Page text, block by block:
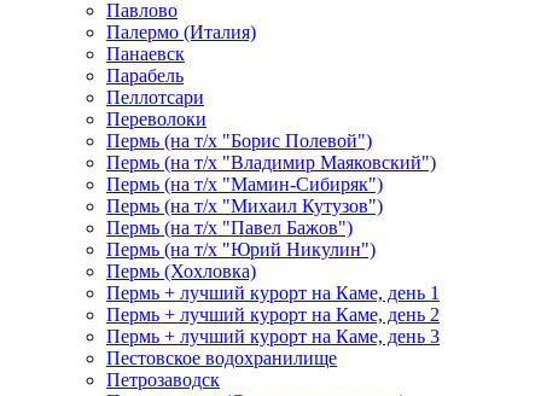
Павлово
Палермо (Италия)
Панаевск
Парабель
Пеллотсари
Переволоки
Пермь (на т/х "Борис Полевой")
Пермь (на т/х "Владимир Маяковский")
Пермь (на т/х "Мамин-Сибиряк")
Пермь (на т/х "Михаил Кутузов")
Пермь (на т/х "Павел Бажов")
Пермь (на т/х "Юрий Никулин")
Пермь (Хохловка)
Пермь + лучший курорт на Каме, день 1
Пермь + лучший курорт на Каме, день 2
Пермь + лучший курорт на Каме, день 3
Пестовское водохранилище
Петрозаводск